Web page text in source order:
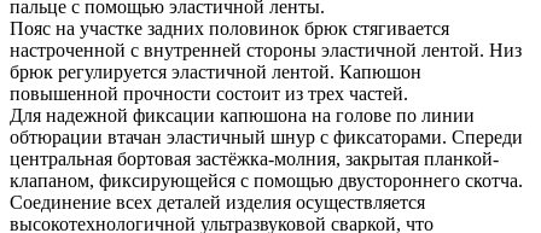
пальце с помощью эластичной ленты.
Пояс на участке задних половинок брюк стягивается
настроченной с внутренней стороны эластичной лентой. Низ
брюк регулируется эластичной лентой. Капюшон
повышенной прочности состоит из трех частей.
Для надежной фиксации капюшона на голове по линии
обтюрации втачан эластичный шнур с фиксаторами. Спереди
центральная бортовая застёжка-молния, закрытая планкой-
клапаном, фиксирующейся с помощью двустороннего скотча.
Соединение всех деталей изделия осуществляется
высокотехнологичной ультразвуковой сваркой, что